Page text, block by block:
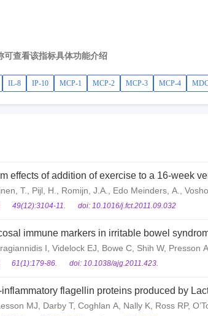
可查看该指标具体功能介绍
IL-8 IP-10 MCP-1 MCP-2 MCP-3 MCP-4
effects of addition of exercise to a 16-week
T., Pijl, H., Romijn, J.A., Edo Meinders, A.,
49(12):3104-11. doi: 10.1016/j.fct.2011.09.032
immune markers in irritable bowel
I, Videlock EJ, Bowe C, Shih W, Presson
61(1):179-86. doi: 10.1038/ajg.2011.423.
flagellin proteins produced by
MJ, Darby T, Coghlan A, Nally K, Ross RP,